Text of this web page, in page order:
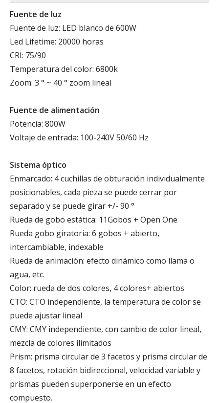
Fuente de luz
Fuente de luz: LED blanco de 600W
Led Lifetime: 20000 horas
CRI: 75/90
Temperatura del color: 6800k
Zoom: 3 ° ~ 40 ° zoom lineal
Fuente de alimentación
Potencia: 800W
Voltaje de entrada: 100-240V 50/60 Hz
Sistema óptico
Enmarcado: 4 cuchillas de obturación individualmente
posicionables, cada pieza se puede cerrar por
separado y se puede girar +/- 90 °
Rueda de gobo estática: 11Gobos + Open One
Rueda gobo giratoria: 6 gobos + abierto,
intercambiable, indexable
Rueda de animación: efecto dinámico como llama o
agua, etc.
Color: rueda de dos colores, 4 colores+ abiertos
CTO: CTO independiente, la temperatura de color se
puede ajustar lineal
CMY: CMY independiente, con cambio de color lineal,
mezcla de colores ilimitados
Prism: prisma circular de 3 facetos y prisma circular de
8 facetos, rotación bidireccional, velocidad variable y
prismas pueden superponerse en un efecto
compuesto.